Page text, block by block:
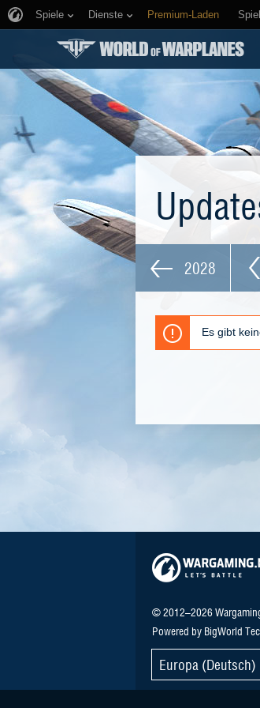
Spiele Dienste Premium-Laden
2028
Es gibt
© 2012–2026
Powered by BigWorld
Europa (Deutsch)